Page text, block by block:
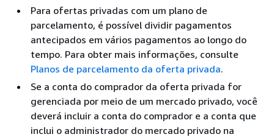
Para ofertas privadas com um plano de
parcelamento, é possível dividir pagamentos
antecipados em vários pagamentos ao longo do
tempo. Para obter mais informações, consulte
Planos de parcelamento da oferta privada.
Se a conta do comprador da oferta privada for
gerenciada por meio de um mercado privado, você
deverá incluir a conta do comprador e a conta que
inclui o administrador do mercado privado na